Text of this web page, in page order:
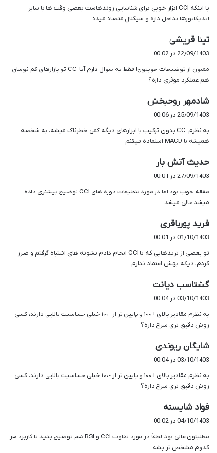
:
با اینکه CCI ابزار خوبی برای شناسایی روندهاست بعضی وقت ها با سایر
اندیکاتورها تداخل داره و سیگنال متضاد میده
تینا قریشی
ف
:
22/09/1403 در 00:02
ممنون از توضیحات خوبتون! فقط یه سوال دارم آیا CCI تو بازارهای کم نوسان
هم عملکرد موثری داره؟
شادمهر روحبخش
:
25/09/1403 در 00:06
به نظرم CCI بدون ترکیب با ابزارهای دیگه کمی خطرناک میشه، به شخصه
همیشه با MACD استفاده میکنم
حدیث آتش بار
ف
:
27/09/1403 در 00:01
مقاله خوب بود اما در مورد تنظیمات دوره های CCI توضیح بیشتری داده
میشد عالی میشد
فرید پورباقری
ف
:
01/10/1403 در 00:01
تو بعضی از تریدهایی که با CCI انجام دادم نشونه های اشتباه گرفتم و ضرر
کردم، دیگه بهش اعتماد ندارم
گشتاسب دیانت
:
03/10/1403 در 00:04
به نظرم مقادیر بالای +۱۰۰ و پایین تر از -۱۰۰ خیلی حساسیت بالایی دارند، کسی
روش دقیق تری سراغ داره؟
شایگان ریوندی
ف
:
03/10/1403 در 00:04
به نظرم مقادیر بالای +۱۰۰ و پایین تر از -۱۰۰ خیلی حساسیت بالایی دارند، کسی
روش دقیق تری سراغ داره؟
فواد شایسته
ف
04/10/1403 در 00:02
مطلبتون عالی بود لطفاً در مورد تفاوت CCI و RSI هم توضیح بدید تا کاربرد هر
کدوم مشخص تر بشه